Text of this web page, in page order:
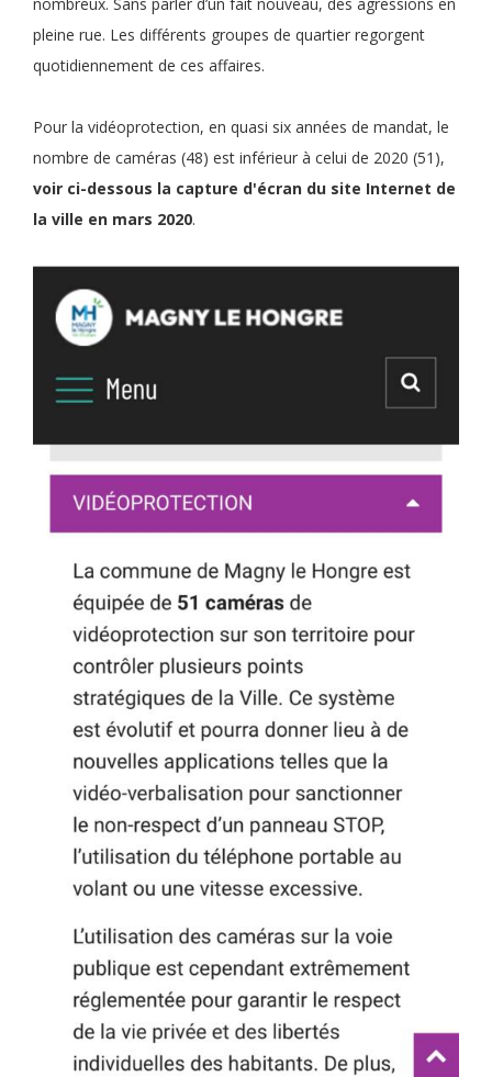
pleine rue. Les différents groupes de quartier regorgent
quotidiennement de ces affaires.
Pour la vidéoprotection, en quasi six années de mandat, le
nombre de caméras (48) est inférieur à celui de 2020 (51),
voir ci-dessous la capture d'écran du site Internet de
la ville en mars 2020.